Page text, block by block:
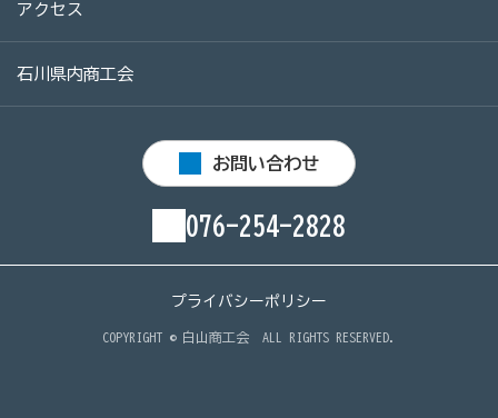
アクセス
石川県内商工会
お問い合わせ
076-254-2828
プライバシーポリシー
COPYRIGHT © 白山商工会 ALL RIGHTS RESERVED.